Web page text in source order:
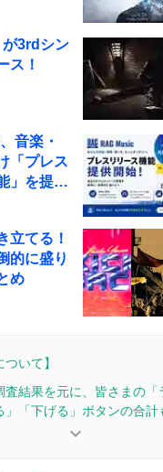
が3rdシン
ス！
音楽・
「プレス
」を提供
立てる！
的に盛り
め
ついて】
査結果を元に、皆さまの「
」「下げる」ボタンの合計
keyboard_arrow_down